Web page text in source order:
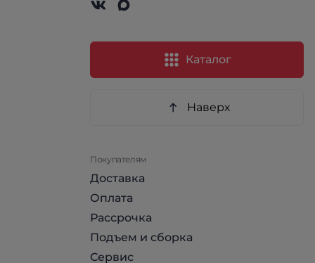
Каталог
Наверх
Покупателям
Доставка
Оплата
Рассрочка
Подъем и сборка
Сервис